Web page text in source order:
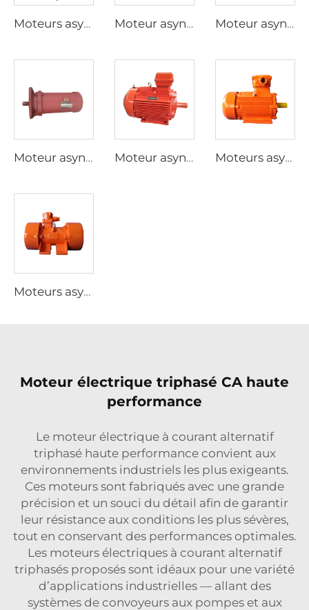
Moteurs asynchrones triphasés antidéflagrants à haute efficacité de la série YBX3 Moteur asynchrone triphasé antidéflagrant à basse tension de la série YBX4, à efficacité ultra-élevée Moteur asynchrone triphasé à régulation de vitesse par fréquence variable de la série YP
Moteur asynchrone triphasé pour actionneurs électriques de vannes de la série YBDF2 Moteur asynchrone triphasé antidéflagrant à poussières à basse tension à haute efficacité de la série YFB4 Moteurs asynchrones triphasés antidéflagrants à poussières de la série YFB3
Moteurs asynchrones triphasés antidéflagrants de la série YBZU pour sources de vibration
Moteur électrique triphasé CA haute
performance
Le moteur électrique à courant alternatif
triphasé haute performance convient aux
environnements industriels les plus exigeants.
Ces moteurs sont fabriqués avec une grande
précision et un souci du détail afin de garantir
leur résistance aux conditions les plus sévères,
tout en conservant des performances optimales.
Les moteurs électriques à courant alternatif
triphasés proposés sont idéaux pour une variété
d’applications industrielles — allant des
systèmes de convoyeurs aux pompes et aux